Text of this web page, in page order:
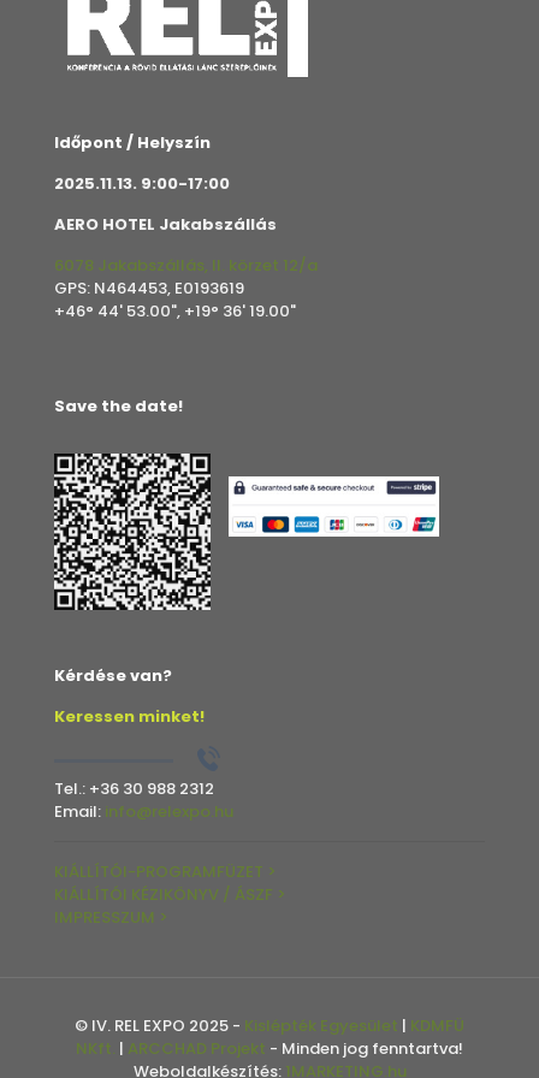
Időpont / Helyszín
2025.11.13. 9:00-17:00
AERO HOTEL Jakabszállás
6078 Jakabszállás, II. körzet 12/a
GPS: N464453, E0193619
+46° 44' 53.00", +19° 36' 19.00"
Save the date!
Kérdése van?
Keressen minket!
Tel.: +36 30 988 2312
Email: info@relexpo.hu
KIÁLLÍTÓI-PROGRAMFÜZET >
KIÁLLÍTÓI KÉZIKÖNYV / ÁSZF >
IMPRESSZUM >
© IV. REL EXPO 2025 - Kislépték Egyesület | KDMFÜ
NKft. | ARCCHAD Projekt - Minden jog fenntartva!
Weboldalkészítés: 1MARKETING.hu